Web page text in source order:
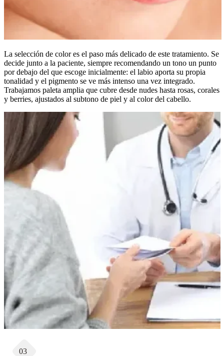
La selección de color es el paso más delicado de este tratamiento. Se
decide junto a la paciente, siempre recomendando un tono un punto
por debajo del que escoge inicialmente: el labio aporta su propia
tonalidad y el pigmento se ve más intenso una vez integrado.
Trabajamos paleta amplia que cubre desde nudes hasta rosas, corales
y berries, ajustados al subtono de piel y al color del cabello.
03